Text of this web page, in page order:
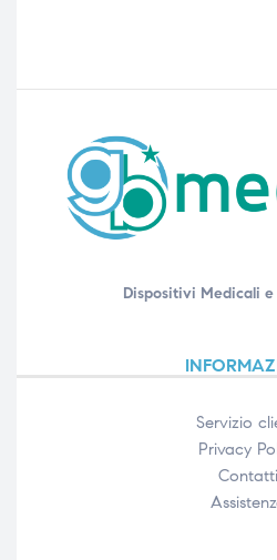
Dispositivi Medicali
Servizio
Privacy
Contatti